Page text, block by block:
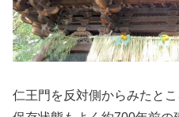
仁王門を反対側からみたとこ